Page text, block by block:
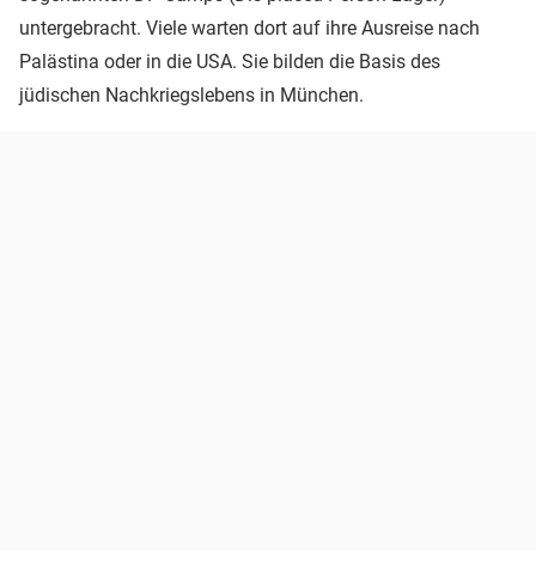
untergebracht. Viele warten dort auf ihre Ausreise nach
Palästina oder in die USA. Sie bilden die Basis des
jüdischen Nachkriegslebens in München.